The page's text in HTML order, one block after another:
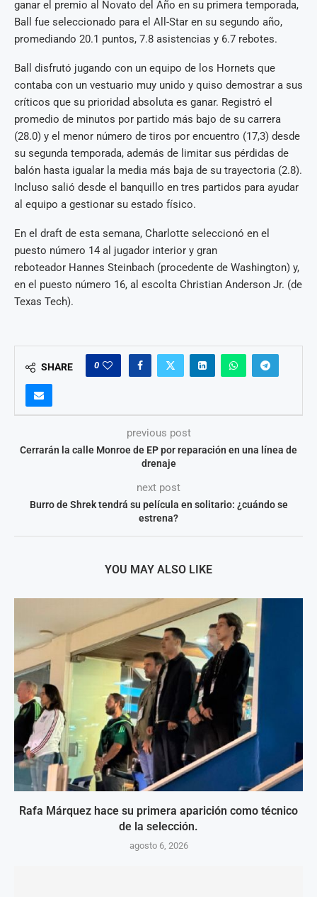
ganar el premio al Novato del Año en su primera temporada,
Ball fue seleccionado para el All-Star en su segundo año,
promediando 20.1 puntos, 7.8 asistencias y 6.7 rebotes.
Ball disfrutó jugando con un equipo de los Hornets que
contaba con un vestuario muy unido y quiso demostrar a sus
críticos que su prioridad absoluta es ganar. Registró el
promedio de minutos por partido más bajo de su carrera
(28.0) y el menor número de tiros por encuentro (17,3) desde
su segunda temporada, además de limitar sus pérdidas de
balón hasta igualar la media más baja de su trayectoria (2.8).
Incluso salió desde el banquillo en tres partidos para ayudar
al equipo a gestionar su estado físico.
En el draft de esta semana, Charlotte seleccionó en el
puesto número 14 al jugador interior y gran
reboteador Hannes Steinbach (procedente de Washington) y,
en el puesto número 16, al escolta Christian Anderson Jr. (de
Texas Tech).
SHARE 0
previous post
Cerrarán la calle Monroe de EP por reparación en una línea de
drenaje
next post
Burro de Shrek tendrá su película en solitario: ¿cuándo se
estrena?
YOU MAY ALSO LIKE
Rafa Márquez hace su primera aparición como técnico
de la selección.
agosto 6, 2026